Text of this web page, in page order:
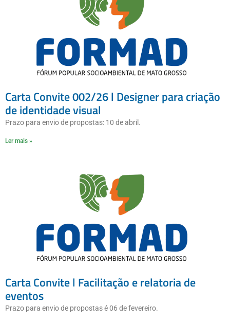
Carta Convite 002/26 l Designer para criação
de identidade visual
Prazo para envio de propostas: 10 de abril.
Ler mais »
Carta Convite l Facilitação e relatoria de
eventos
Prazo para envio de propostas é 06 de fevereiro.